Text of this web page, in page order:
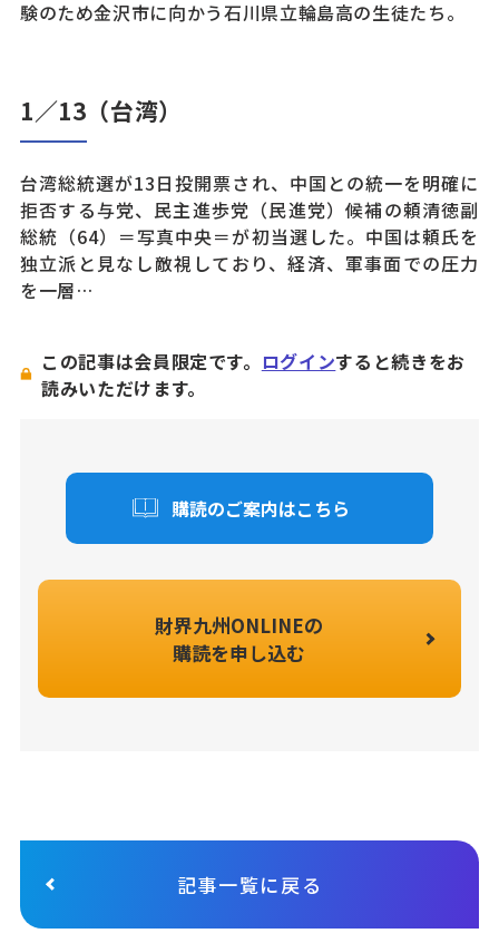
験のため金沢市に向かう石川県立輪島高の生徒たち。
1／13（台湾）
台湾総統選が13日投開票され、中国との統一を明確に
拒否する与党、民主進歩党（民進党）候補の頼清徳副
総統（64）＝写真中央＝が初当選した。中国は頼氏を
独立派と見なし敵視しており、経済、軍事面での圧力
を一層…
この記事は会員限定です。 ログインすると続きをお
読みいただけます。
購読のご案内はこちら
財界九州ONLINEの
購読を申し込む
記事一覧に戻る